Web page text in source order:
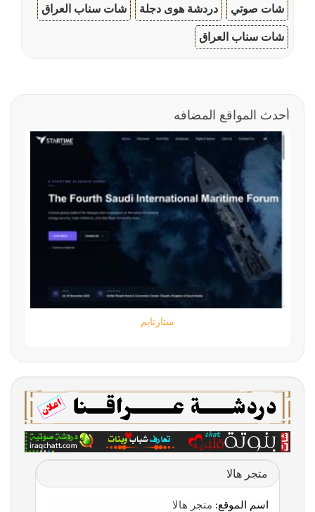
شات صوتي دردشة هوى دجلة شات سناب العراق
شات سناب العراق
أحدث المواقع المضافه
ستارتايم
متجر هالا
اسم الموقع: متجر هالا